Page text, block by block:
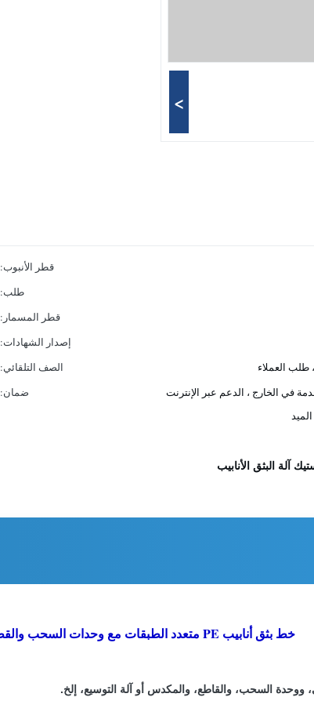
>
قطر الأنبوب:
طلب:
قطر المسمار:
إصدار الشهادات:
الصف التلقائي:
في الخارج ، الدعم عبر الإنترنت
ضمان:
آلة البثق الأنابيب
خط بثق أنابيب PE متعدد الطبقات مع وحدات السحب والقطع
ووحدة السحب، والقاطع، والمكدس أو آلة التوسيع، إلخ.